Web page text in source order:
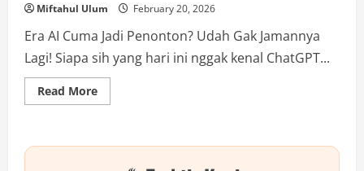
Miftahul Ulum February 20, 2026
Era AI Cuma Jadi Penonton? Udah Gak Jamannya
Lagi! Siapa sih yang hari ini nggak kenal ChatGPT...
Read MoreRead
more
Chatting